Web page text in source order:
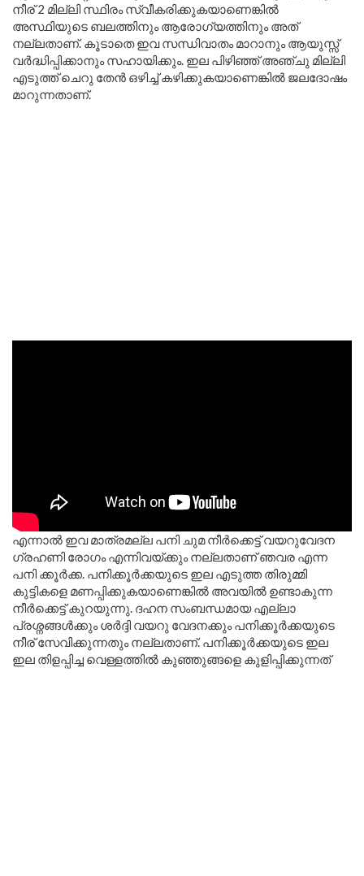
നീര് 2 മില്ലി സ്ഥിരം സ്വീകരിക്കുകയാണെങ്കിൽ
അസ്ഥിയുടെ ബലത്തിനും ആരോഗ്യത്തിനും അത്
നല്ലതാണ്. കൂടാതെ ഇവ സന്ധിവാതം മാറാനും ആയുസ്സ്
വർദ്ധിപ്പിക്കാനും സഹായിക്കും. ഇല പിഴിഞ്ഞ് അഞ്ചു മില്ലി
എടുത്ത് ചെറു തേൻ ഒഴിച്ച് കഴിക്കുകയാണെങ്കിൽ ജലദോഷം
മാറുന്നതാണ്.
എന്നാൽ ഇവ മാത്രമല്ല പനി ചുമ നീർക്കെട്ട് വയറുവേദന
ഗ്രഹണി രോഗം എന്നിവയ്ക്കും നല്ലതാണ് ഞവര എന്ന
പനി ക്കൂർക്ക. പനിക്കൂർക്കയുടെ ഇല എടുത്ത തിരുമ്മി
കുട്ടികളെ മണപ്പിക്കുകയാണെങ്കിൽ അവയിൽ ഉണ്ടാകുന്ന
നീർക്കെട്ട് കുറയുന്നു. ദഹന സംബന്ധമായ എല്ലാ
പ്രശ്നങ്ങൾക്കും ശർദ്ദി വയറു വേദനക്കും പനിക്കൂർക്കയുടെ
നീര് സേവിക്കുന്നതും നല്ലതാണ്. പനിക്കൂർക്കയുടെ ഇല
ഇല തിളപ്പിച്ച വെള്ളത്തിൽ കുഞ്ഞുങ്ങളെ കുളിപ്പിക്കുന്നത്